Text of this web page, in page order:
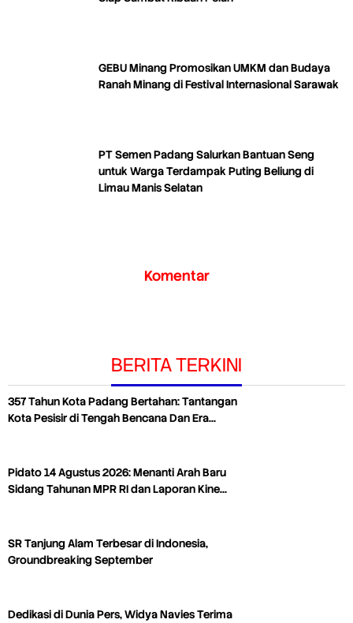
GEBU Minang Promosikan UMKM dan Budaya
Ranah Minang di Festival Internasional Sarawak
PT Semen Padang Salurkan Bantuan Seng
untuk Warga Terdampak Puting Beliung di
Limau Manis Selatan
Komentar
BERITA TERKINI
357 Tahun Kota Padang Bertahan: Tantangan
Kota Pesisir di Tengah Bencana Dan Era…
Pidato 14 Agustus 2026: Menanti Arah Baru
Sidang Tahunan MPR RI dan Laporan Kine…
SR Tanjung Alam Terbesar di Indonesia,
Groundbreaking September
Dedikasi di Dunia Pers, Widya Navies Terima